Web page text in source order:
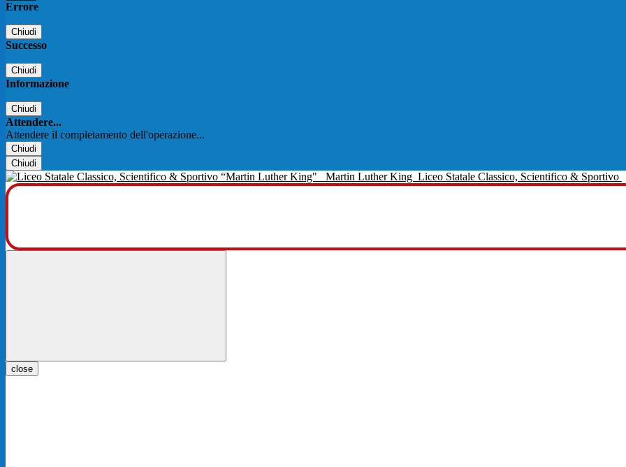
Errore
Chiudi
Successo
Chiudi
Informazione
Chiudi
Attendere...
Attendere il completamento dell'operazione...
Chiudi
Chiudi
Martin Luther King Liceo Statale Classico, Scientifico & Sportivo
close